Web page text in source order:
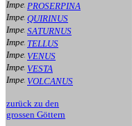
PROSERPINA
QUIRINUS
SATURNUS
TELLUS
VENUS
VESTA
VOLCANUS
zurück zu den
grossen Göttern